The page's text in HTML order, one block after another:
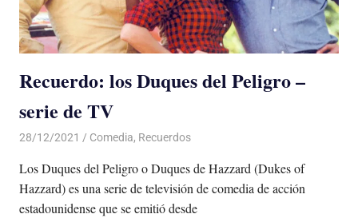
Recuerdo: los Duques del Peligro –
serie de TV
28/12/2021 De todo un Poco
Comedia, Recuerdos
Los Duques del Peligro o Duques de Hazzard (Dukes of
Hazzard) es una serie de televisión de comedia de acción
estadounidense que se emitió desde